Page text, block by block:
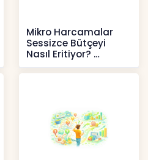
Mikro Harcamalar
Sessizce Bütçeyi
Nasıl Eritiyor?
İçerikler